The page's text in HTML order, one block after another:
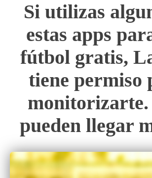
Si utilizas
estas apps
fútbol gratis,
tiene permiso
monitorizarte.
pueden llegar